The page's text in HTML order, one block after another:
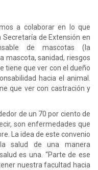
a colaborar en lo que
de Extensión en
de mascotas (la
mascota, sanidad, riesgos
tiene que ver con el dueño
hacia el animal.
que ver con castración y
de un 70 por ciento de
son enfermedades que
La idea de este convenio
salud de una manera
es una. “Parte de ese
nuestra facultad hacia